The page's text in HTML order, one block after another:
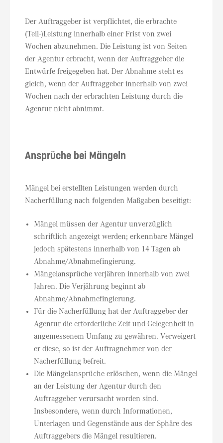
Der Auftraggeber ist verpflichtet, die erbrachte
(Teil-)Leistung innerhalb einer Frist von zwei
Wochen abzunehmen. Die Leistung ist von Seiten
der Agentur erbracht, wenn der Auftraggeber die
Entwürfe freigegeben hat. Der Abnahme steht es
gleich, wenn der Auftraggeber innerhalb von zwei
Wochen nach der erbrachten Leistung durch die
Agentur nicht abnimmt.
Ansprüche bei Mängeln
Mängel bei erstellten Leistungen werden durch
Nacherfüllung nach folgenden Maßgaben beseitigt:
Mängel müssen der Agentur unverzüglich
schriftlich angezeigt werden; erkennbare Mängel
jedoch spätestens innerhalb von 14 Tagen ab
Abnahme/Abnahmefingierung.
Mängelansprüche verjähren innerhalb von zwei
Jahren. Die Verjährung beginnt ab
Abnahme/Abnahmefingierung.
Für die Nacherfüllung hat der Auftraggeber der
Agentur die erforderliche Zeit und Gelegenheit in
angemessenem Umfang zu gewähren. Verweigert
er diese, so ist der Auftragnehmer von der
Nacherfüllung befreit.
Die Mängelansprüche erlöschen, wenn die Mängel
an der Leistung der Agentur durch den
Auftraggeber verursacht worden sind.
Insbesondere, wenn durch Informationen,
Unterlagen und Gegenstände aus der Sphäre des
Auftraggebers die Mängel resultieren.